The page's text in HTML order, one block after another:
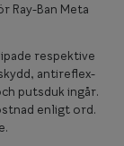
Ray-Ban Meta
respektive
antireflex-
putsduk ingår.
enligt ord.